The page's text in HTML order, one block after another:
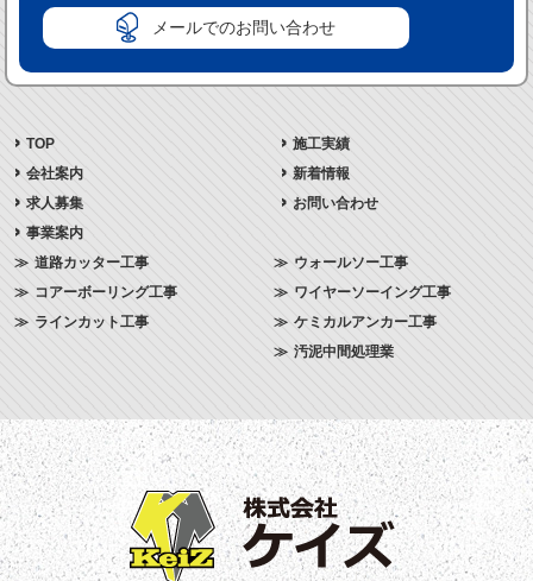
メールでのお問い合わせ
TOP
施工実績
会社案内
新着情報
事業案内
道路カッター工事
コアーボーリング工事
ラインカット工事
ウォールソー工事
ワイヤーソーイング工事
ケミカルアンカー工事
汚泥中間処理業
求人募集 お問い合わせ